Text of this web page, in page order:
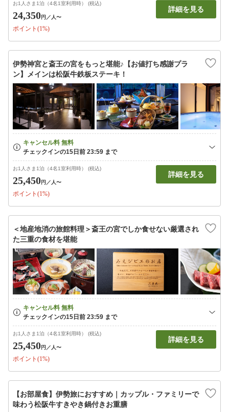
お1人さま1泊（4名1室利用時） (税込)
24,350円 ／人〜
ポイント(1%)
詳細を見る
伊勢神宮と斎王の宮をもっと堪能♪【お値打ち感謝プラ
ン】メインは松阪牛鉄板ステーキ！
お1人さま1泊（4名1室利用時） (税込)
25,450円 ／人〜
ポイント(1%)
詳細を見る
＜地産地消の旅館料理＞斎王の宮でしか食せない厳選され
た三重の食材を堪能
お1人さま1泊（4名1室利用時） (税込)
25,450円 ／人〜
ポイント(1%)
詳細を見る
【お部屋食】伊勢旅におすすめ｜カップル・ファミリーで
味わう松阪牛すきやき鍋付きお重膳